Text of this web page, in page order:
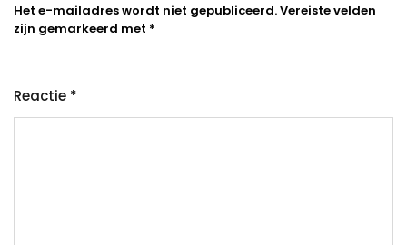
Het e-mailadres wordt niet gepubliceerd.Vereiste velden
zijn gemarkeerd met *
Reactie *